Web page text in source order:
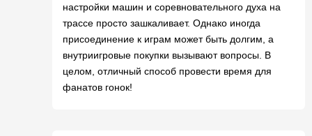
настройки машин и соревновательного духа на
трассе просто зашкаливает. Однако иногда
присоединение к играм может быть долгим, а
внутриигровые покупки вызывают вопросы. В
целом, отличный способ провести время для
фанатов гонок!